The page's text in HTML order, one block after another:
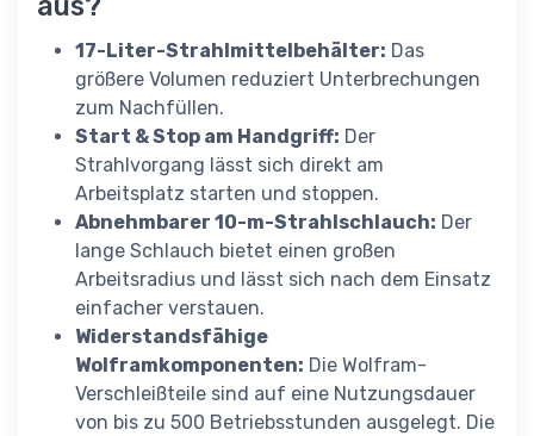
17-Liter-Strahlmittelbehälter: Das
größere Volumen reduziert Unterbrechungen
zum Nachfüllen.
Start & Stop am Handgriff: Der
Strahlvorgang lässt sich direkt am
Arbeitsplatz starten und stoppen.
Abnehmbarer 10-m-Strahlschlauch: Der
lange Schlauch bietet einen großen
Arbeitsradius und lässt sich nach dem Einsatz
einfacher verstauen.
Widerstandsfähige
Wolframkomponenten: Die Wolfram-
Verschleißteile sind auf eine Nutzungsdauer
von bis zu 500 Betriebsstunden ausgelegt. Die